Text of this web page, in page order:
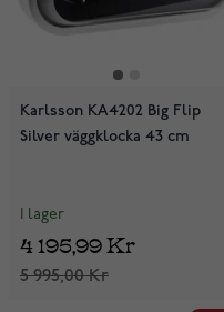
Karlsson KA4202 Big Flip
Silver väggklocka 43 cm
I lager
5 995,00 Kr
4 195,99 Kr